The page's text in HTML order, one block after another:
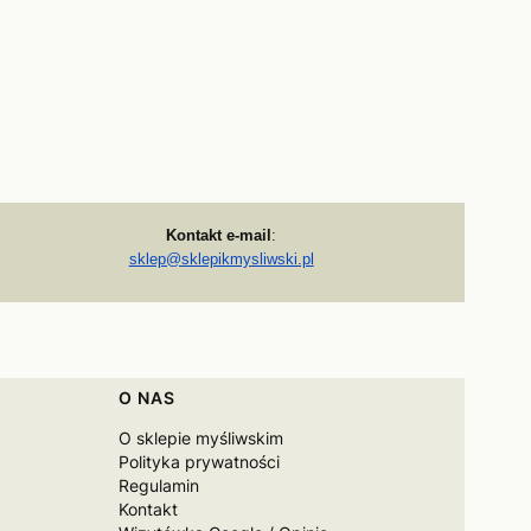
Kontakt e-mail :
sklep@sklepikmysliwski.pl
O NAS
O sklepie myśliwskim
Polityka prywatności
Regulamin
Kontakt